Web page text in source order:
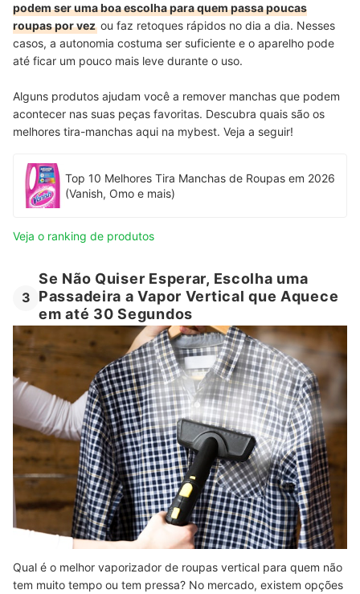
podem ser uma boa escolha para quem passa poucas
roupas por vez ou faz retoques rápidos no dia a dia. Nesses
casos, a autonomia costuma ser suficiente e o aparelho pode
até ficar um pouco mais leve durante o uso.
Alguns produtos ajudam você a remover manchas que podem
acontecer nas suas peças favoritas. Descubra quais são os
melhores tira-manchas aqui na mybest. Veja a seguir!
Top 10 Melhores Tira Manchas de Roupas em 2026
(Vanish, Omo e mais)
Veja o ranking de produtos
3
Se Não Quiser Esperar, Escolha uma
Passadeira a Vapor Vertical que Aquece
em até 30 Segundos
Qual é o melhor vaporizador de roupas vertical para quem não
tem muito tempo ou tem pressa? No mercado, existem opções